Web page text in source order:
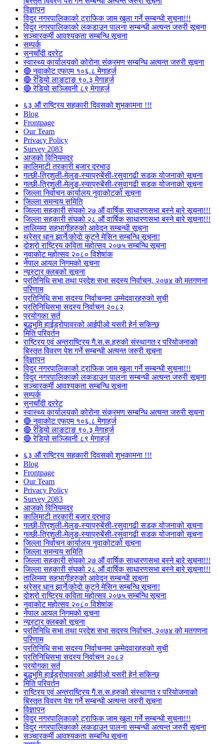
विज्ञापन
विदुर नगरपालिकाको ट्राफिक जाम खुला गर्ने सम्बन्धी सुचना!!!
विदुर नगरपालिकाको लकडाउन पालना सम्बन्धी अत्यन्त जरुरी सूचना
सञ्चारकर्मी आवश्यकता सम्बन्धि सूचना
सम्पर्क
सुनचाँदी दररेट
स्वास्थ्य कार्यालयको कोरोना संक्रमण सम्बन्धि अत्यन्त जरुरी सूचना
🔴 नुवाकोट एफएम १०६.८ मेगाहर्ज
🔴 रेडियो लाङटाङ ९०.३ मेगाहर्ज
🔴 रेडियो सञ्जिवनी ८९ मेगाहर्ज
६३ औं राष्ट्रिय सहकारी दिवसको शुभकामना !!!
Blog
Frontpage
Our Team
Privacy Policy
Survey 2083
आजकाे विनियमदर
कालिमाटी तरकारी बजार दरभाउ
गल्छी-त्रिशुली-मेलुङ-स्याप्रुबेंसी-रसुवागढी सडक योजनाको सूचना
गल्छी-त्रिशुली-मेलुङ-स्याप्रुबेंसी-रसुवागढी सडक योजनाको सूचना
जिल्ला निर्वाचन कार्यालय नुवाकोटको सूचना
जिल्ला समन्वय समिति
जिल्ला सहकारी संघको २७ औं वार्षिक साधारणसभा बस्ने बारे सूचना!!!
जिल्ला सहकारी संघको २८ औं वार्षिक साधारणसभा बस्ने बारे सूचना!!!
तालिममा सहभागीहरुको आवेदन सम्बन्धी सूचना
थ्रेसर धान झार्ने/काेदाे कुट्ने मेसिन सम्बन्धि सूचना!
दोश्रो राष्ट्रिय कविता महोत्सव २०७५ सम्बन्धि सूचना
नुवाकोट महोत्सव २०८० विशेषांक
नेपाल आयल निगमको सूचना
न्यूस्टार क्लबको सूचना
प्रतिनिधि सभा तथा प्रदेश सभा सदस्य निर्वाचन, २०७४ को मतगणना
परिणाम
प्रतिनिधि सभा सदस्य निर्वाचनमा उम्मेदवारहरुको सुची
प्रतिनिधिसभा सदस्य निर्वाचन २०८२
प्रयोगका सर्त
बुद्धभुमि हाईड्रोपावरको आईपीओ यसरी हेर्न सकिन्छ
मिति परिवर्तन
राष्ट्रिय एवं अन्तराष्ट्रिय गै.स.स.हरुको संस्थागत र परियोजनाको
बिस्तृत विवरण पेश गर्ने सम्बन्धी अत्यन्त जरुरी सूचना
विज्ञापन
विदुर नगरपालिकाको ट्राफिक जाम खुला गर्ने सम्बन्धी सुचना!!!
विदुर नगरपालिकाको लकडाउन पालना सम्बन्धी अत्यन्त जरुरी सूचना
सञ्चारकर्मी आवश्यकता सम्बन्धि सूचना
सम्पर्क
सुनचाँदी दररेट
स्वास्थ्य कार्यालयको कोरोना संक्रमण सम्बन्धि अत्यन्त जरुरी सूचना
🔴 नुवाकोट एफएम १०६.८ मेगाहर्ज
🔴 रेडियो लाङटाङ ९०.३ मेगाहर्ज
🔴 रेडियो सञ्जिवनी ८९ मेगाहर्ज
६३ औं राष्ट्रिय सहकारी दिवसको शुभकामना !!!
Blog
Frontpage
Our Team
Privacy Policy
Survey 2083
आजकाे विनियमदर
कालिमाटी तरकारी बजार दरभाउ
गल्छी-त्रिशुली-मेलुङ-स्याप्रुबेंसी-रसुवागढी सडक योजनाको सूचना
गल्छी-त्रिशुली-मेलुङ-स्याप्रुबेंसी-रसुवागढी सडक योजनाको सूचना
जिल्ला निर्वाचन कार्यालय नुवाकोटको सूचना
जिल्ला समन्वय समिति
जिल्ला सहकारी संघको २७ औं वार्षिक साधारणसभा बस्ने बारे सूचना!!!
जिल्ला सहकारी संघको २८ औं वार्षिक साधारणसभा बस्ने बारे सूचना!!!
तालिममा सहभागीहरुको आवेदन सम्बन्धी सूचना
थ्रेसर धान झार्ने/काेदाे कुट्ने मेसिन सम्बन्धि सूचना!
दोश्रो राष्ट्रिय कविता महोत्सव २०७५ सम्बन्धि सूचना
नुवाकोट महोत्सव २०८० विशेषांक
नेपाल आयल निगमको सूचना
न्यूस्टार क्लबको सूचना
प्रतिनिधि सभा तथा प्रदेश सभा सदस्य निर्वाचन, २०७४ को मतगणना
परिणाम
प्रतिनिधि सभा सदस्य निर्वाचनमा उम्मेदवारहरुको सुची
प्रतिनिधिसभा सदस्य निर्वाचन २०८२
प्रयोगका सर्त
बुद्धभुमि हाईड्रोपावरको आईपीओ यसरी हेर्न सकिन्छ
मिति परिवर्तन
राष्ट्रिय एवं अन्तराष्ट्रिय गै.स.स.हरुको संस्थागत र परियोजनाको
बिस्तृत विवरण पेश गर्ने सम्बन्धी अत्यन्त जरुरी सूचना
विज्ञापन
विदुर नगरपालिकाको ट्राफिक जाम खुला गर्ने सम्बन्धी सुचना!!!
विदुर नगरपालिकाको लकडाउन पालना सम्बन्धी अत्यन्त जरुरी सूचना
सञ्चारकर्मी आवश्यकता सम्बन्धि सूचना